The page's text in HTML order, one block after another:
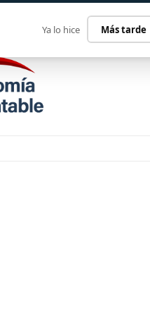
Ya lo hice Más tarde